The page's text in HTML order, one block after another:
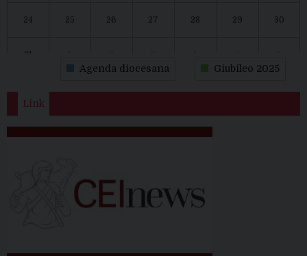
24 25 26 27 28 29 30
31
Agenda diocesana Giubileo 2025
Link